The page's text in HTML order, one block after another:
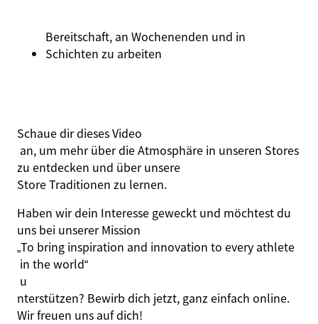
Bereitschaft, an Wochenenden und in
Schichten zu arbeiten
Schaue dir diesesVideo
an, um mehr über die Atmosphäre in unseren Stores
zu entdecken und über unsere
Store Traditionen zu lernen.
Haben wir dein Interesse geweckt und möchtest du
uns bei unserer Mission
„To bring inspiration and innovation to every athlete
in theworld“
u
nterstützen? Bewirb dich jetzt, ganz einfach online.
Wir freuen uns auf dich!